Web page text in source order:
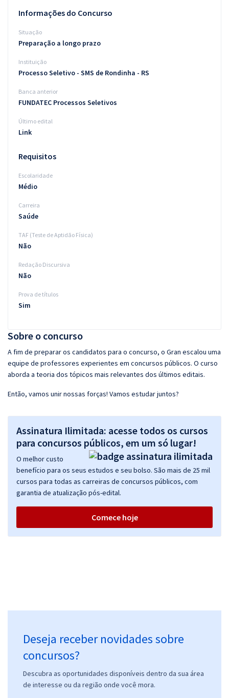
Questões grátis
Blog
Aprovados
Atendimento
Sobre o concurso
A fim de preparar os candidatos para o concurso, o Gran escalou uma
equipe de professores experientes em concursos públicos. O curso
aborda a teoria dos tópicos mais relevantes dos últimos editais.
Então, vamos unir nossas forças! Vamos estudar juntos?
Assinatura Ilimitada: acesse todos os cursos
para concursos públicos, em um só lugar!
O melhor custo
benefício para os seus estudos e seu bolso. São mais de 25 mil
cursos para todas as carreiras de concursos públicos, com
garantia de atualização pós-edital.
Comece hoje
Deseja receber novidades sobre
concursos?
Descubra as oportunidades disponíveis dentro da sua área
de interesse ou da região onde você mora.
Informações do Concurso
Situação
Preparação a longo prazo
Instituição
Processo Seletivo - SMS de Rondinha - RS
Banca anterior
FUNDATEC Processos Seletivos
Último edital
Link
Requisitos
Escolaridade
Médio
Carreira
Saúde
TAF (Teste de Aptidão Física)
Não
Redação Discursiva
Não
Prova de títulos
Sim